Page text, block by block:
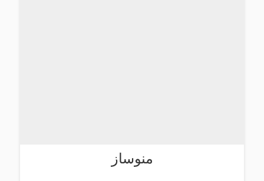
منوساز